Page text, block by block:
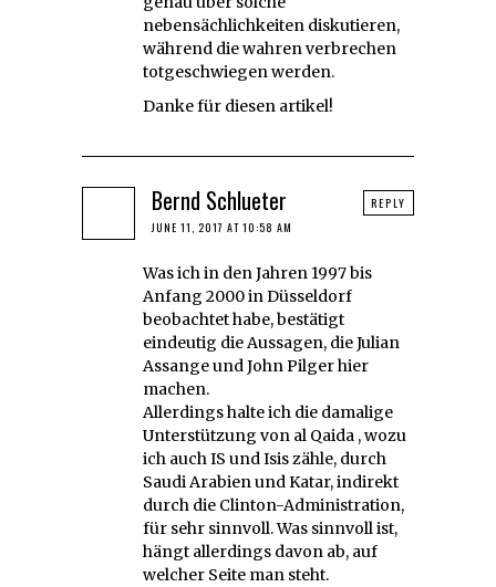
nebensächlichkeiten diskutieren,
während die wahren verbrechen
totgeschwiegen werden.
Danke für diesen artikel!
Bernd Schlueter
JUNE 11, 2017 AT 10:58 AM
Was ich in den Jahren 1997 bis
Anfang 2000 in Düsseldorf
beobachtet habe, bestätigt
eindeutig die Aussagen, die Julian
Assange und John Pilger hier
machen.
Allerdings halte ich die damalige
Unterstützung von al Qaida , wozu
ich auch IS und Isis zähle, durch
Saudi Arabien und Katar, indirekt
durch die Clinton-Administration,
für sehr sinnvoll. Was sinnvoll ist,
hängt allerdings davon ab, auf
welcher Seite man steht.
REPLY